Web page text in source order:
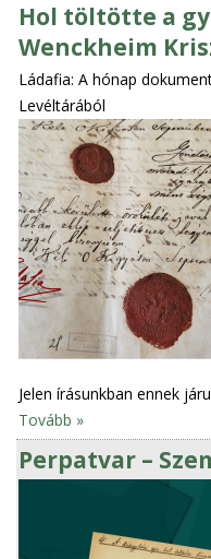
Hol töltötte a
Wenckheim
Ládafia: A hónap
Levéltárából
Jelen írásunkban ennek
Tovább »
Perpatvar –